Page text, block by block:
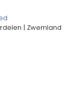
| Zwemland